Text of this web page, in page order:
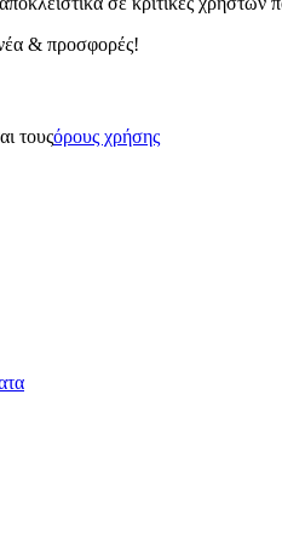
& προσφορές!
τουςόρους χρήσης